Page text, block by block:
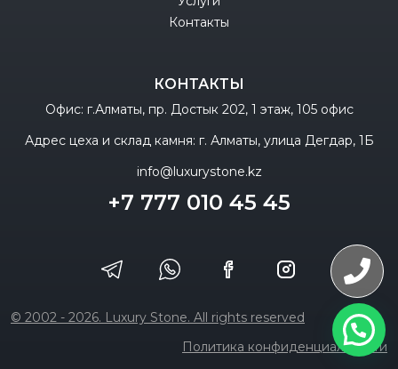
Контакты
КОНТАКТЫ
Офис: г.Алматы, пр. Достык 202, 1 этаж, 105 офис
Адрес цеха и склад камня: г. Алматы, улица Дегдар, 1Б
info@luxurystone.kz
+7 777 010 45 45
© 2002 - 2026. Luxury Stone. All rights reserved
Политика конфиденциальности